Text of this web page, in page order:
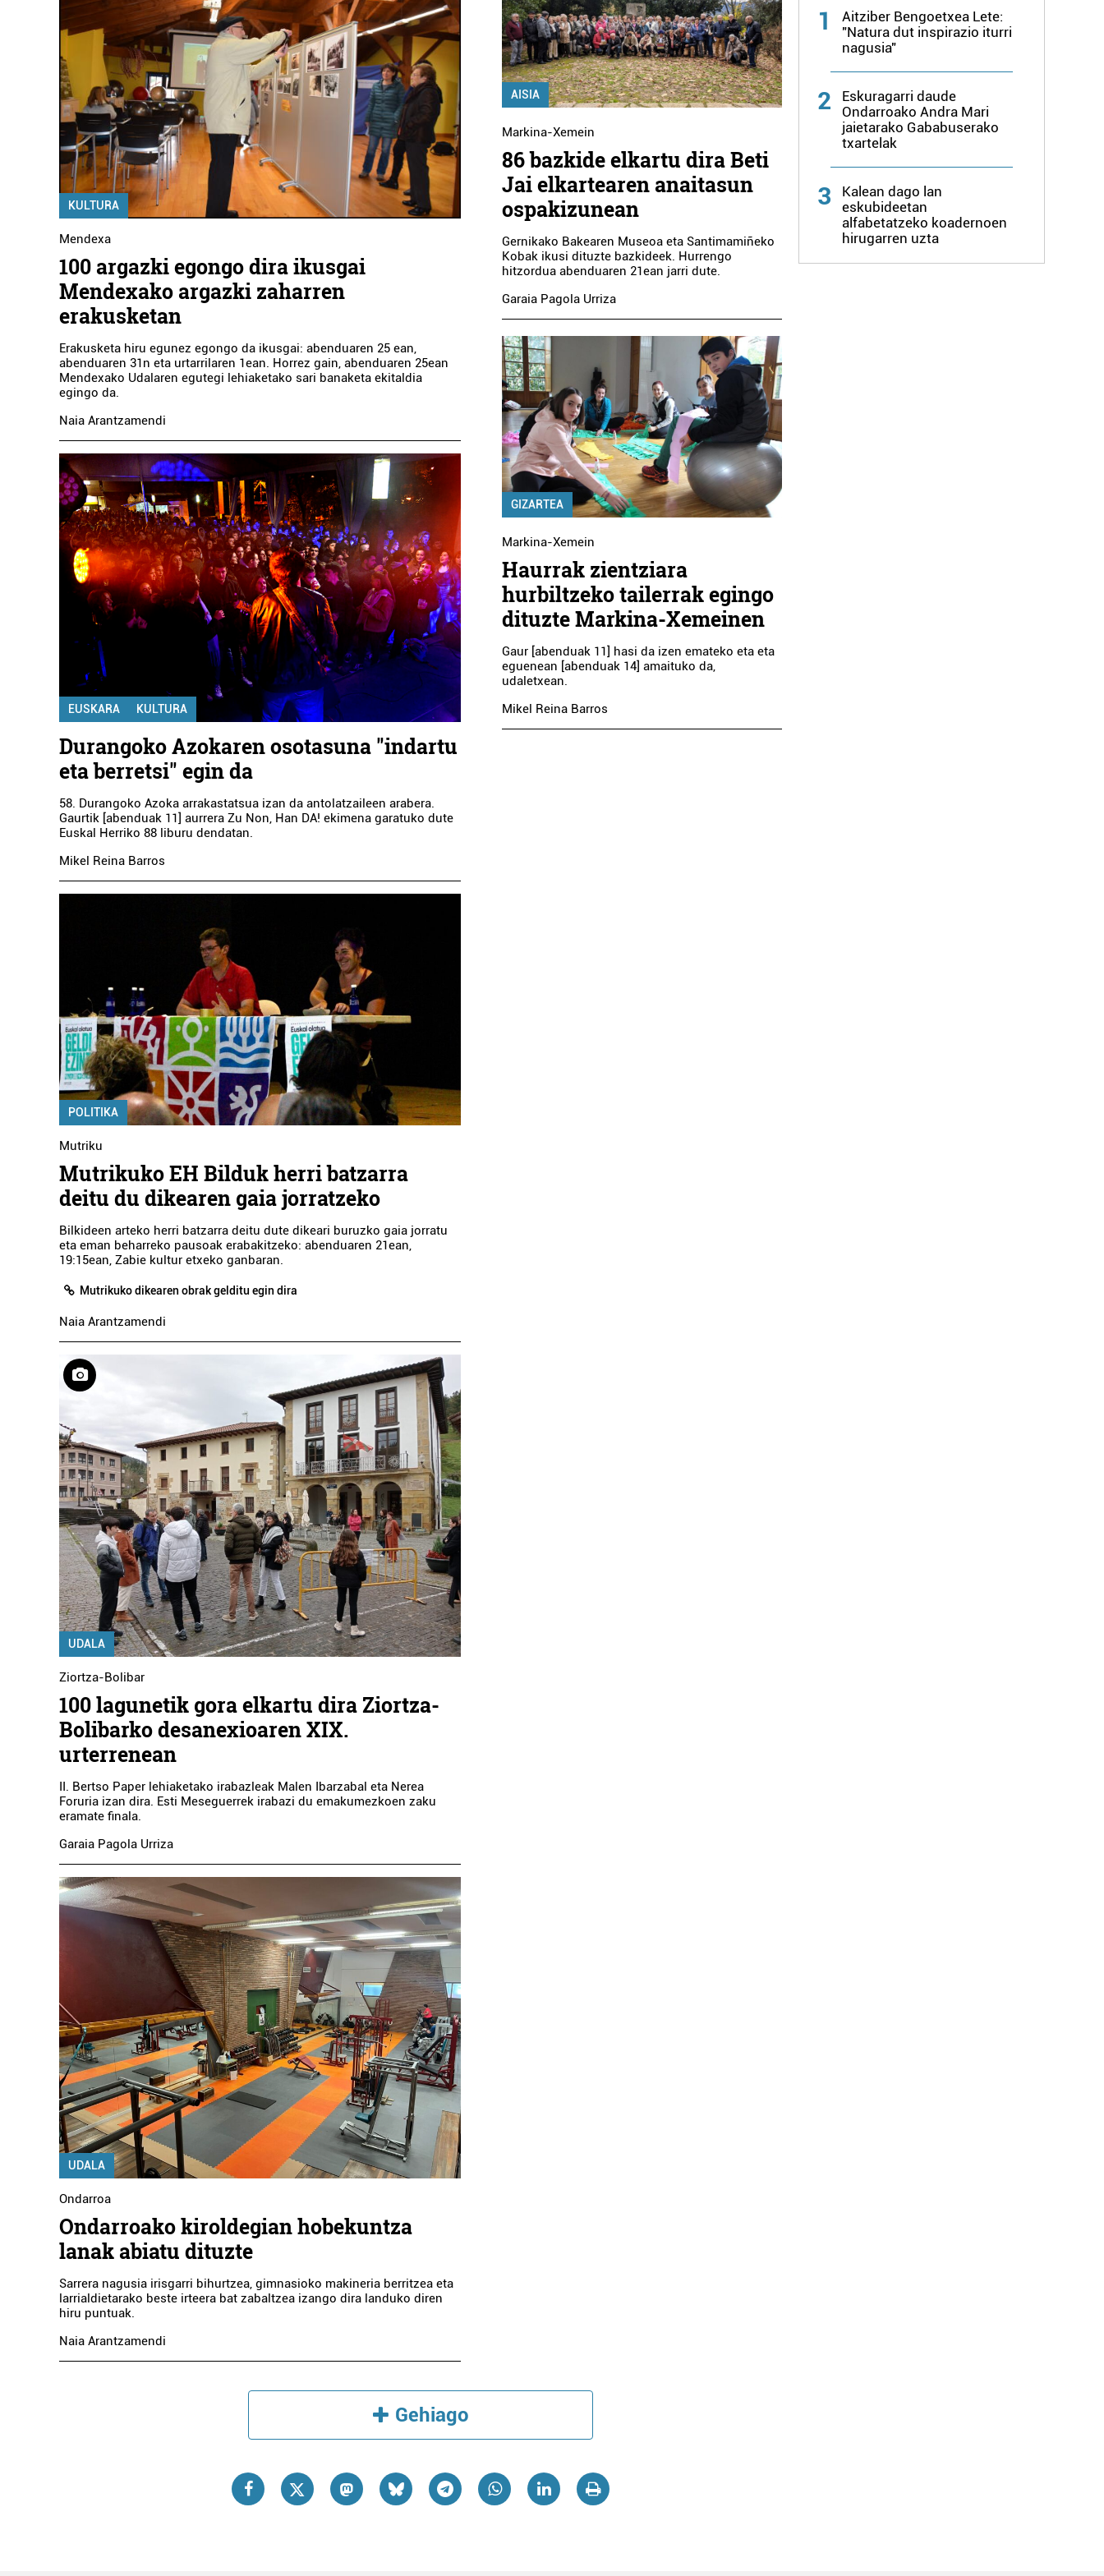
KULTURA
Mendexa
100 argazki egongo dira ikusgai
Mendexako argazki zaharren
erakusketan
Erakusketa hiru egunez egongo da ikusgai: abenduaren 25 ean,
abenduaren 31n eta urtarrilaren 1ean. Horrez gain, abenduaren 25ean
Mendexako Udalaren egutegi lehiaketako sari banaketa ekitaldia
egingo da.
Naia Arantzamendi
EUSKARA KULTURA
Durangoko Azokaren osotasuna "indartu
eta berretsi" egin da
58. Durangoko Azoka arrakastatsua izan da antolatzaileen arabera.
Gaurtik [abenduak 11] aurrera Zu Non, Han DA! ekimena garatuko dute
Euskal Herriko 88 liburu dendatan.
Mikel Reina Barros
POLITIKA
Mutriku
Mutrikuko EH Bilduk herri batzarra
deitu du dikearen gaia jorratzeko
Bilkideen arteko herri batzarra deitu dute dikeari buruzko gaia jorratu
eta eman beharreko pausoak erabakitzeko: abenduaren 21ean,
19:15ean, Zabie kultur etxeko ganbaran.
Mutrikuko dikearen obrak gelditu egin dira
Naia Arantzamendi
UDALA
Ziortza-Bolibar
100 lagunetik gora elkartu dira Ziortza-
Bolibarko desanexioaren XIX.
urterrenean
II. Bertso Paper lehiaketako irabazleak Malen Ibarzabal eta Nerea
Foruria izan dira. Esti Meseguerrek irabazi du emakumezkoen zaku
eramate finala.
Garaia Pagola Urriza
UDALA
Ondarroa
Ondarroako kiroldegian hobekuntza
lanak abiatu dituzte
Sarrera nagusia irisgarri bihurtzea, gimnasioko makineria berritzea eta
larrialdietarako beste irteera bat zabaltzea izango dira landuko diren
hiru puntuak.
Naia Arantzamendi
AISIA
Markina-Xemein
86 bazkide elkartu dira Beti
Jai elkartearen anaitasun
ospakizunean
Gernikako Bakearen Museoa eta Santimamiñeko
Kobak ikusi dituzte bazkideek. Hurrengo
hitzordua abenduaren 21ean jarri dute.
Garaia Pagola Urriza
GIZARTEA
Markina-Xemein
Haurrak zientziara
hurbiltzeko tailerrak egingo
dituzte Markina-Xemeinen
Gaur [abenduak 11] hasi da izen emateko eta eta
eguenean [abenduak 14] amaituko da,
udaletxean.
Mikel Reina Barros
Gehiago
1
Aitziber Bengoetxea Lete:
"Natura dut inspirazio iturri
nagusia"
2
Eskuragarri daude
Ondarroako Andra Mari
jaietarako Gababuserako
txartelak
3
Kalean dago lan
eskubideetan
alfabetatzeko koadernoen
hirugarren uzta